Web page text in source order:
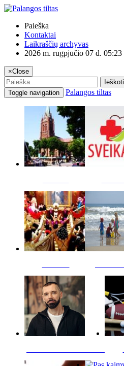
Paieška
Kontaktai
Laikraščių archyvas
2026 m. rugpjūčio 07 d. 05:23
×Close
Ieškoti
Toggle navigation
Palangos tiltas